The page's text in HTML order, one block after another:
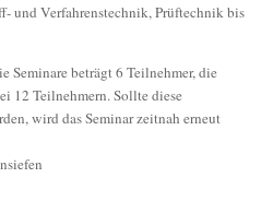
und Verfahrenstechnik, Prüftechnik bis
beträgt 6 Teilnehmer, die
12 Teilnehmern. Sollte diese
wird das Seminar zeitnah erneut